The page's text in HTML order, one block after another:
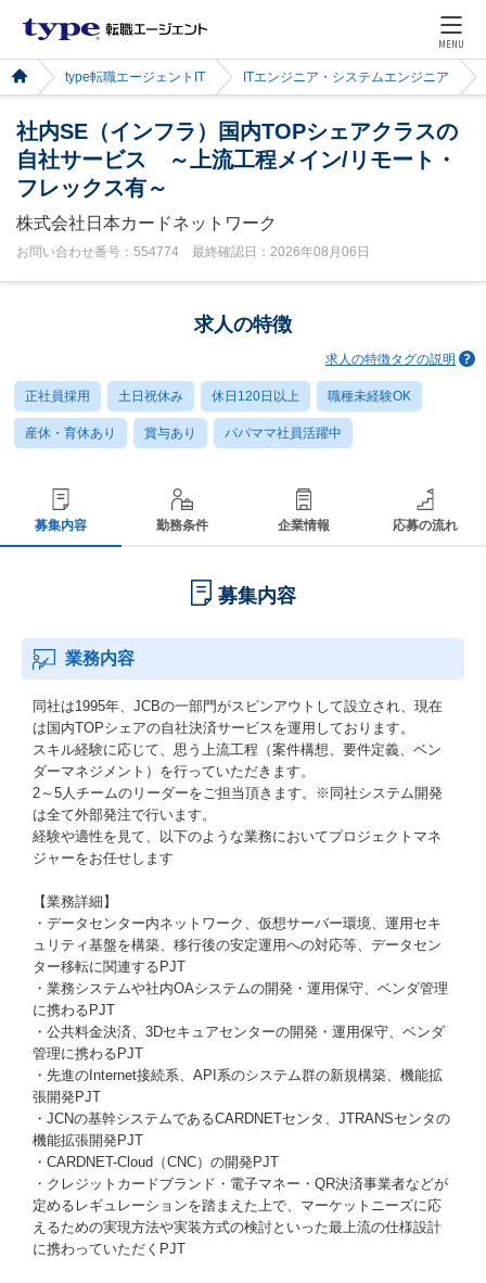
MENU
type転職エージェントIT ITエンジニア・システムエンジニア
社内SE（インフラ）国内TOPシェアクラスの
自社サービス ～上流工程メイン/リモート・
フレックス有～
株式会社日本カードネットワーク
お問い合わせ番号：554774 最終確認日：2026年08月06日
求人の特徴
求人の特徴タグの説明
正社員採用 土日祝休み 休日120日以上 職種未経験OK
産休・育休あり 賞与あり パパママ社員活躍中
募集内容 勤務条件 企業情報 応募の流れ
募集内容
業務内容
同社は1995年、JCBの一部門がスピンアウトして設立され、現在
は国内TOPシェアの自社決済サービスを運用しております。
スキル経験に応じて、思う上流工程（案件構想、要件定義、ベン
ダーマネジメント）を行っていただきます。
2～5人チームのリーダーをご担当頂きます。※同社システム開発
は全て外部発注で行います。
経験や適性を見て、以下のような業務においてプロジェクトマネ
ジャーをお任せします
【業務詳細】
・データセンター内ネットワーク、仮想サーバー環境、運用セキ
ュリティ基盤を構築、移行後の安定運用への対応等、データセン
ター移転に関連するPJT
・業務システムや社内OAシステムの開発・運用保守、ベンダ管理
に携わるPJT
・公共料金決済、3Dセキュアセンターの開発・運用保守、ベンダ
管理に携わるPJT
・先進のInternet接続系、API系のシステム群の新規構築、機能拡
張開発PJT
・JCNの基幹システムであるCARDNETセンタ、JTRANSセンタの
機能拡張開発PJT
・CARDNET-Cloud（CNC）の開発PJT
・クレジットカードブランド・電子マネー・QR決済事業者などが
定めるレギュレーションを踏まえた上で、マーケットニーズに応
えるための実現方法や実装方式の検討といった最上流の仕様設計
に携わっていただくPJT